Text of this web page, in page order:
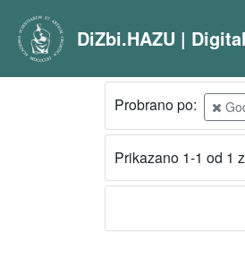
DiZbi.HAZU |
Probrano po:
Prikazano 1-1 od 1